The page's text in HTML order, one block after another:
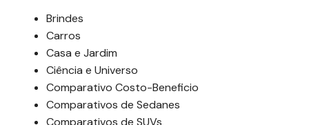
Brindes
Carros
Casa e Jardim
Ciência e Universo
Comparativo Costo-Beneficio
Comparativos de Sedanes
Comparativos de SUVs